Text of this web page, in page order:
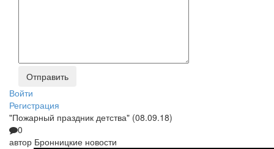
Войти
Регистрация
"Пожарный праздник детства" (08.09.18)
0
автор Бронницкие новости